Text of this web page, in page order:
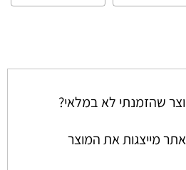
שהזמנתי לא במלאי?
מייצגות את המוצר